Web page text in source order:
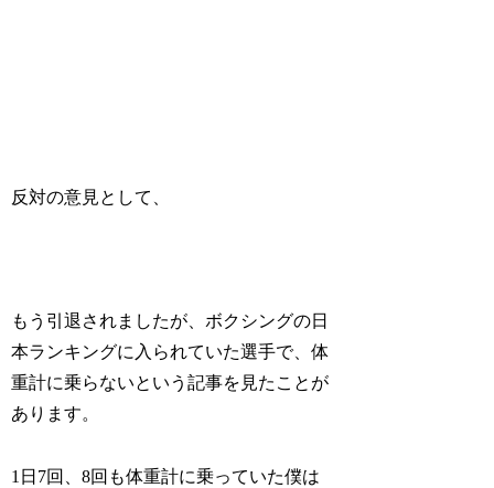
反対の意見として、
もう引退されましたが、ボクシングの日
本ランキングに入られていた選手で、体
重計に乗らないという記事を見たことが
あります。
1日7回、8回も体重計に乗っていた僕は